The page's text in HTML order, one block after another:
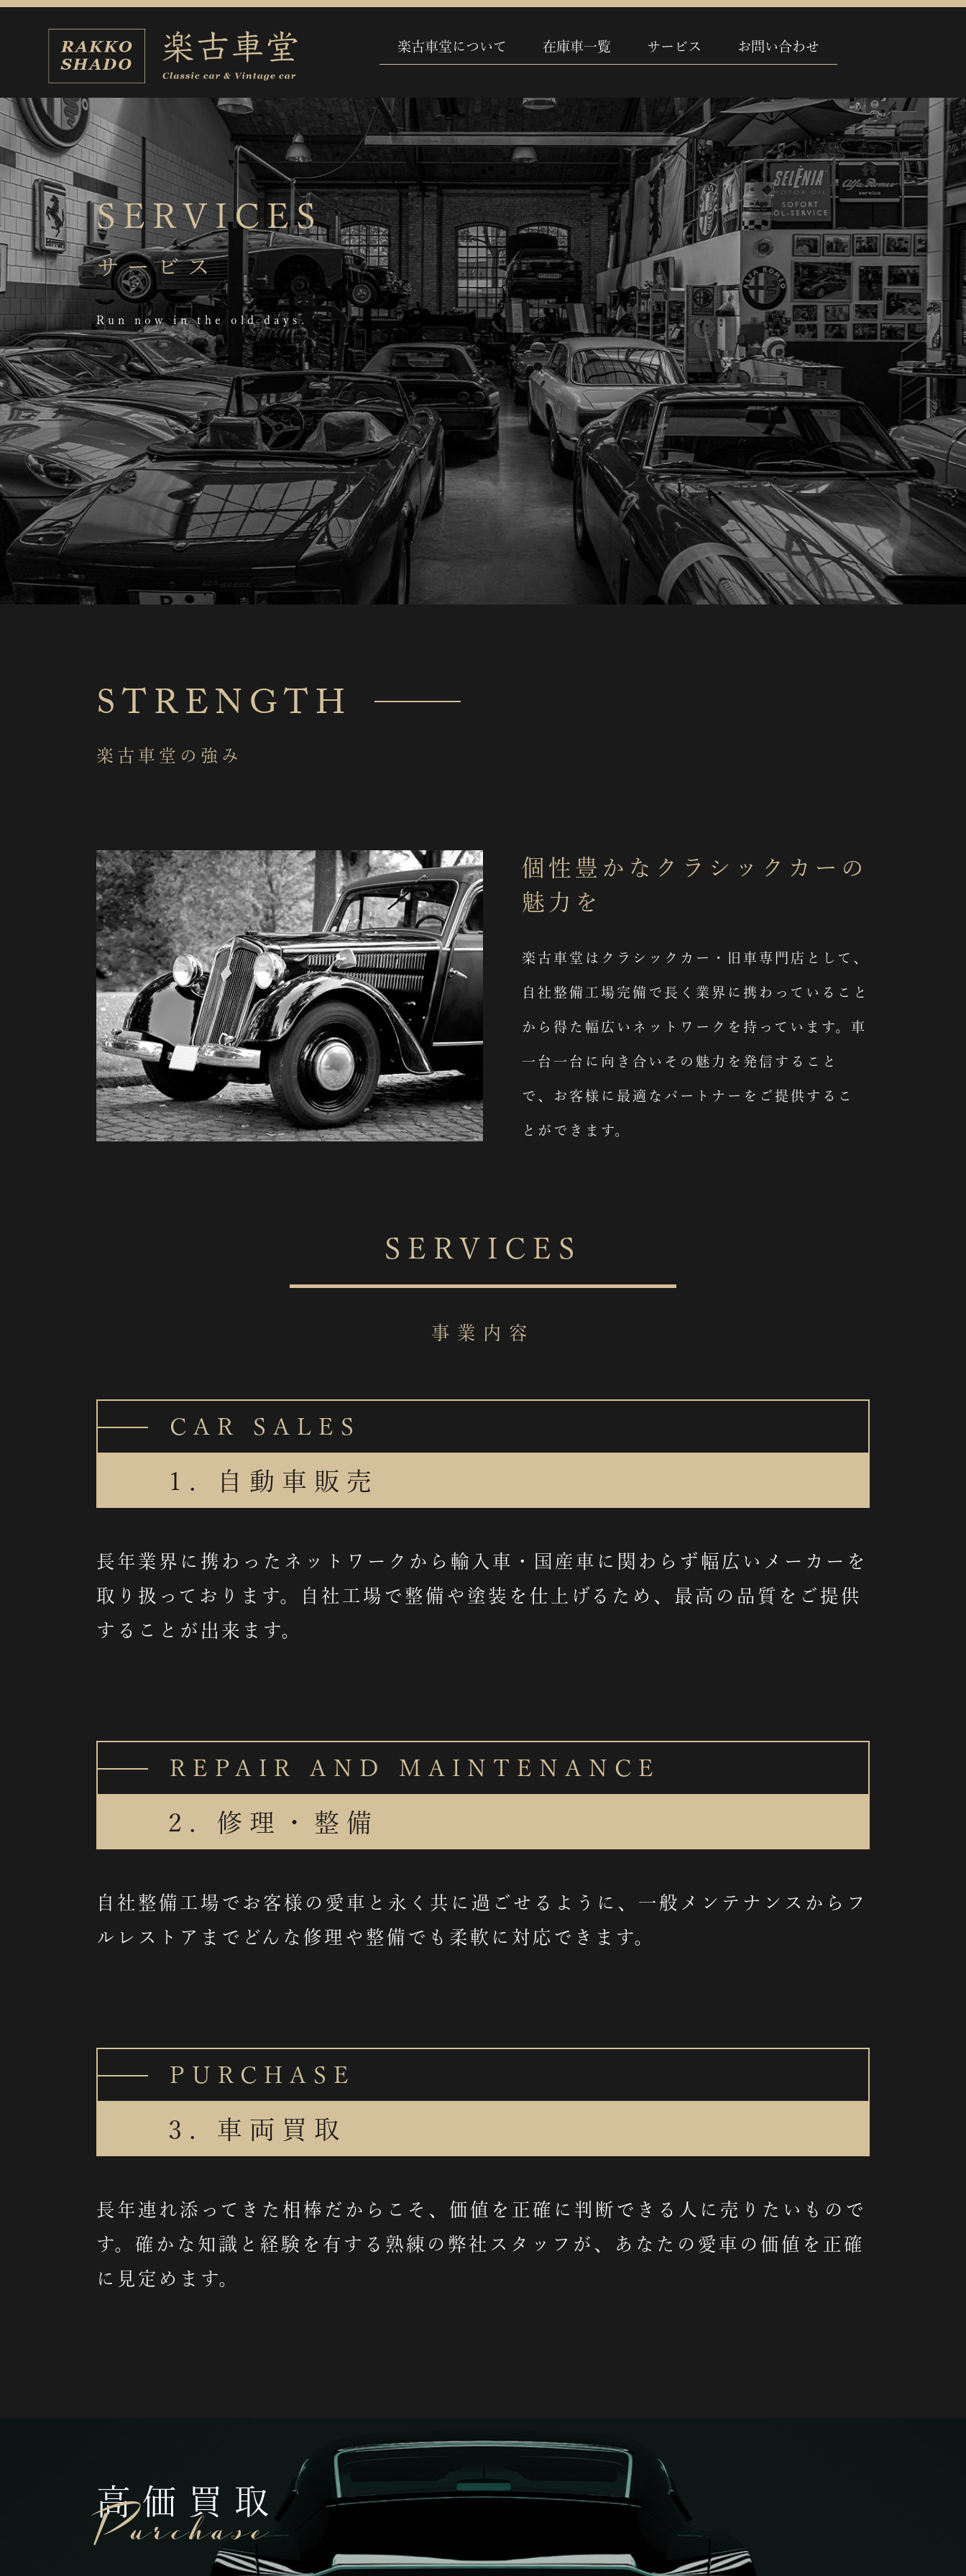
楽古車堂について 在庫車一覧 サービス お問い合わせ
SERVICES
サービス
Run now in the old days.
STRENGTH
楽古車堂の強み
個性豊かなクラシックカーの
魅力を
楽古車堂はクラシックカー・旧車専門店として、
自社整備工場完備で長く業界に携わっていること
から得た幅広いネットワークを持っています。車
一台一台に向き合いその魅力を発信すること
で、お客様に最適なパートナーをご提供するこ
とができます。
SERVICES
事業内容
CAR SALES
1. 自動車販売
長年業界に携わったネットワークから輸入車・国産車に関わらず幅広いメーカーを
取り扱っております。自社工場で整備や塗装を仕上げるため、最高の品質をご提供
することが出来ます。
REPAIR AND MAINTENANCE
2. 修理・整備
自社整備工場でお客様の愛車と永く共に過ごせるように、一般メンテナンスからフ
ルレストアまでどんな修理や整備でも柔軟に対応できます。
PURCHASE
3. 車両買取
長年連れ添ってきた相棒だからこそ、価値を正確に判断できる人に売りたいもので
す。確かな知識と経験を有する熟練の弊社スタッフが、あなたの愛車の価値を正確
に見定めます。
高価買取
Purchase